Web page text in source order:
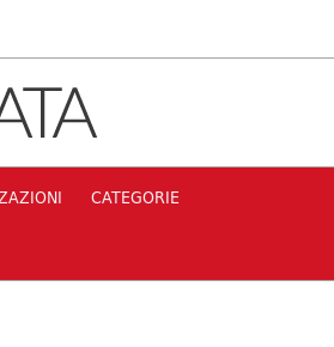
CATEGORIE